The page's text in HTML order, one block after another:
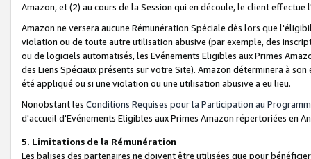
Amazon, et (2) au cours de la Session qui en découle, le client
Amazon ne versera aucune Rémunération Spéciale dès lors que
violation ou de toute autre utilisation abusive (par exemple, des
ou de logiciels automatisés, les Evénements Eligibles aux Primes
des Liens Spéciaux présents sur votre Site). Amazon déterminera à
été appliqué ou si une violation ou une utilisation abusive a eu lieu.
Nonobstant les Conditions Requises pour la Participation au
d'accueil d'Evénements Eligibles aux Primes Amazon répertoriées en
5. Limitations de la Rémunération
Les balises des partenaires ne doivent être utilisées que pour